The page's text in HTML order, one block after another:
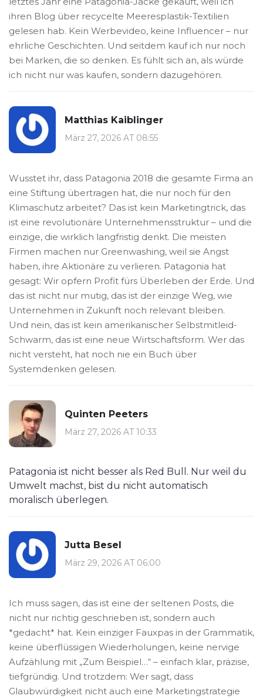
ihren Blog über recycelte Meeresplastik-Textilien
gelesen hab. Kein Werbevideo, keine Influencer – nur
ehrliche Geschichten. Und seitdem kauf ich nur noch
bei Marken, die so denken. Es fühlt sich an, als würde
ich nicht nur was kaufen, sondern dazugehören.
Matthias Kaiblinger
März 27, 2026 AT 08:55
Wusstet ihr, dass Patagonia 2018 die gesamte Firma an
eine Stiftung übertragen hat, die nur noch für den
Klimaschutz arbeitet? Das ist kein Marketingtrick, das
ist eine revolutionäre Unternehmensstruktur – und die
einzige, die wirklich langfristig denkt. Die meisten
Firmen machen nur Greenwashing, weil sie Angst
haben, ihre Aktionäre zu verlieren. Patagonia hat
gesagt: Wir opfern Profit fürs Überleben der Erde. Und
das ist nicht nur mutig, das ist der einzige Weg, wie
Unternehmen in Zukunft noch relevant bleiben.
Und nein, das ist kein amerikanischer Selbstmitleid-
Schwarm, das ist eine neue Wirtschaftsform. Wer das
nicht versteht, hat noch nie ein Buch über
Systemdenken gelesen.
Quinten Peeters
März 27, 2026 AT 10:33
Patagonia ist nicht besser als Red Bull. Nur weil du
Umwelt machst, bist du nicht automatisch
moralisch überlegen.
Jutta Besel
März 29, 2026 AT 06:00
Ich muss sagen, das ist eine der seltenen Posts, die
nicht nur richtig geschrieben ist, sondern auch
*gedacht* hat. Kein einziger Fauxpas in der Grammatik,
keine überflüssigen Wiederholungen, keine nervige
Aufzählung mit „Zum Beispiel…“ – einfach klar, präzise,
tiefgründig. Und trotzdem: Wer sagt, dass
Glaubwürdigkeit nicht auch eine Marketingstrategie